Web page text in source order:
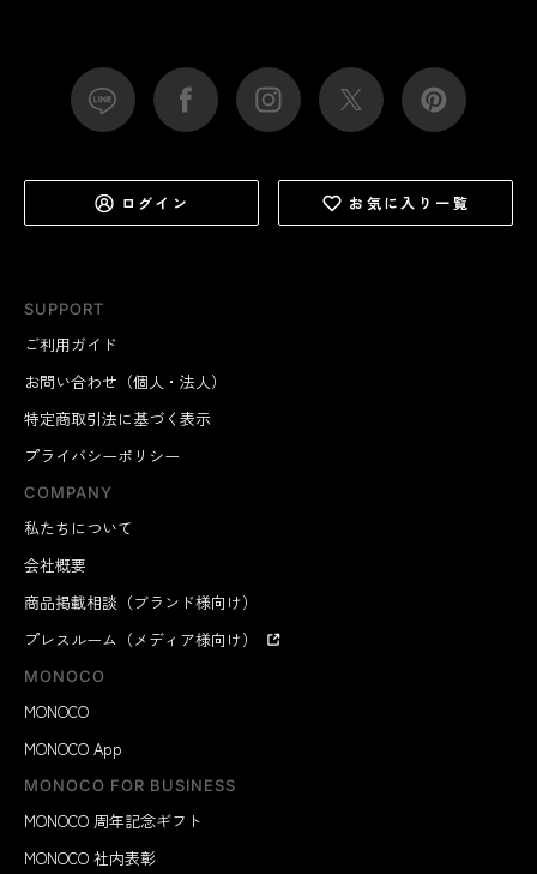
SUPPORT
ご利用ガイド
お問い合わせ（個人・法人）
特定商取引法に基づく表示
プライバシーポリシー
COMPANY
私たちについて
会社概要
商品掲載相談（ブランド様向け）
プレスルーム（メディア様向け）
MONOCO
MONOCO
MONOCO App
MONOCO FOR BUSINESS
MONOCO 周年記念ギフト
MONOCO 社内表彰
ログイン お気に入り一覧